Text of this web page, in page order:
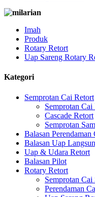
Imah
Produk
Rotary Retort
Uap Sareng Rotary
Kategori
Semprotan Cai Retort
Semprotan Cai
Cascade Retort
Semprotan
Balasan Perendaman
Balasan Uap
Uap & Udara Retort
Balasan Pilot
Rotary Retort
Semprotan
Perendaman